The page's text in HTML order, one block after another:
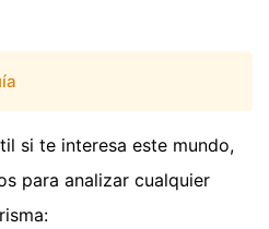
si te interesa este mundo,
para analizar cualquier